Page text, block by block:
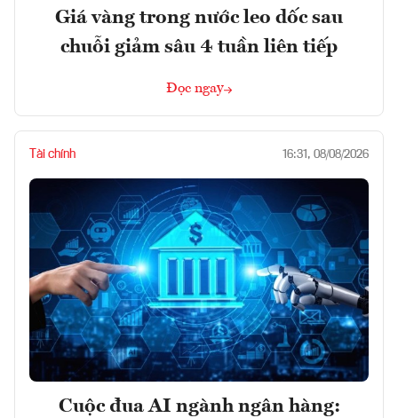
Giá vàng trong nước leo dốc sau
chuỗi giảm sâu 4 tuần liên tiếp
Đọc ngay
Tài chính 16:31, 08/08/2026
Cuộc đua AI ngành ngân hàng: